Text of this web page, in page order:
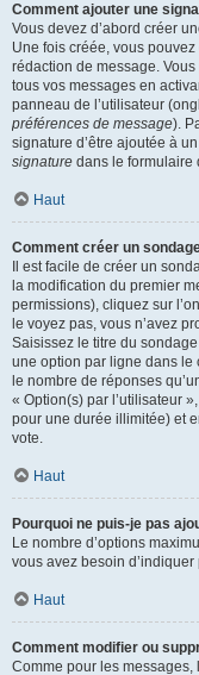
Comment ajouter une
Vous devez d’abord créer
Une fois créée, vous
rédaction de message.
tous vos messages en
panneau de l’utilisateur
préférences de message).
signature d’être ajoutée à
signature dans le formulaire
Haut
Comment créer un
Il est facile de créer un
la modification du premier
permissions), cliquez sur
le voyez pas, vous n’avez
Saisissez le titre du
une option par ligne dans le
le nombre de réponses
« Option(s) par l’utilisateur
pour une durée illimitée) et
vote.
Haut
Pourquoi ne puis-je pas
Le nombre d’options
vous avez besoin
Haut
Comment modifier ou
Comme pour les